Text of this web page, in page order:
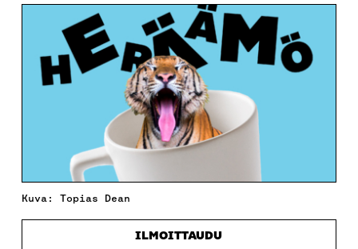
Kuva: Topias Dean
ILMOITTAUDU